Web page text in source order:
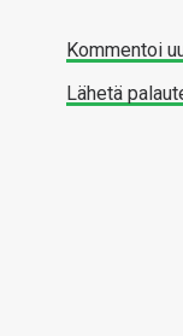
Kommentoi
Lähetä